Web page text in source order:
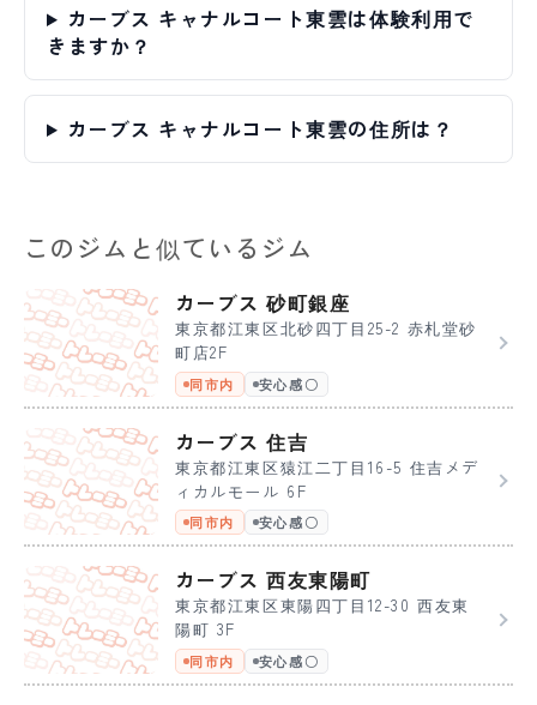
カーブス キャナルコート東雲は体験利用で
きますか？
カーブス キャナルコート東雲の住所は？
このジムと似ているジム
カーブス 砂町銀座
東京都江東区北砂四丁目25-2 赤札堂砂
町店2F
同市内 安心感〇
カーブス 住吉
東京都江東区猿江二丁目16-5 住吉メデ
ィカルモール 6F
同市内 安心感〇
カーブス 西友東陽町
東京都江東区東陽四丁目12-30 西友東
陽町 3F
同市内 安心感〇